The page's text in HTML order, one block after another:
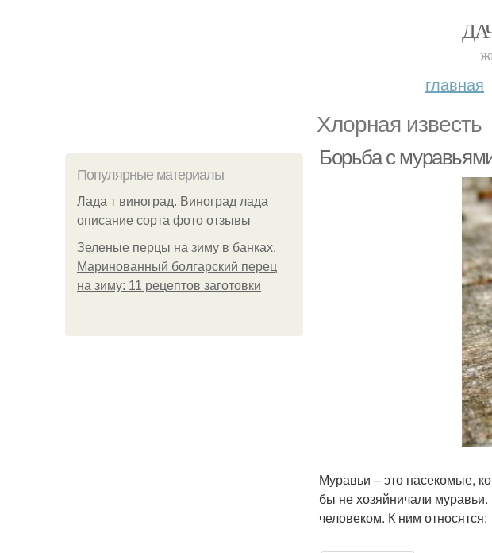
главная
Хлорная известь
Популярные материалы
Лада т виноград. Виноград лада
описание сорта фото отзывы
Зеленые перцы на зиму в банках.
Маринованный болгарский перец
на зиму: 11 рецептов заготовки
Борьба с
Муравьи – это насекомые,
бы не хозяйничали
человеком. К ним относятся: